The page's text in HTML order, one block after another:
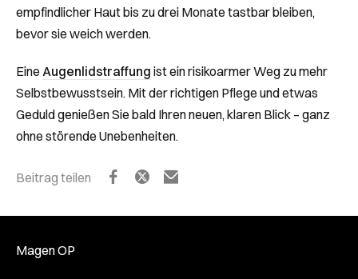
empfindlicher Haut bis zu drei Monate tastbar bleiben,
bevor sie weich werden.
Eine Augenlidstraffung ist ein risikoarmer Weg zu mehr
Selbstbewusstsein. Mit der richtigen Pflege und etwas
Geduld genießen Sie bald Ihren neuen, klaren Blick – ganz
ohne störende Unebenheiten.
Beitrag teilen
Magen OP